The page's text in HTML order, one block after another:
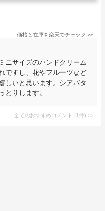
価格と在庫を楽天でチェック >>
ニサイズのハンドクリーム
ですし、花やフルーツなど
しいと思います。シアバタ
とりします。
全てのおすすめコメント (1件) >